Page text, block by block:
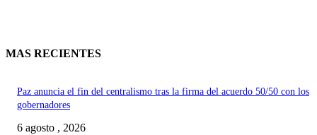
MAS RECIENTES
Paz anuncia el fin del centralismo tras la firma del acuerdo 50/50 con los
gobernadores
6 agosto , 2026